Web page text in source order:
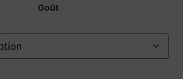
Goût